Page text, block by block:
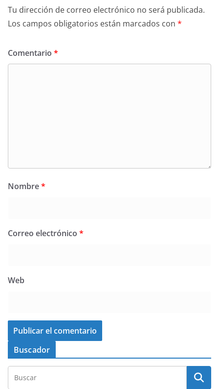
Tu dirección de correo electrónico no será publicada.
Los campos obligatorios están marcados con *
Comentario *
Nombre*
Correo electrónico *
Web
Buscador